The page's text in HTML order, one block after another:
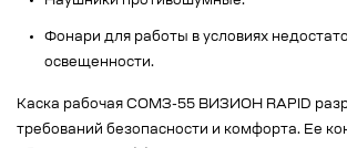
Фонари для работы в условиях
освещенности.
Каска рабочая СОМЗ-55 ВИЗИОН RAPID
требований безопасности и комфорта. Ее